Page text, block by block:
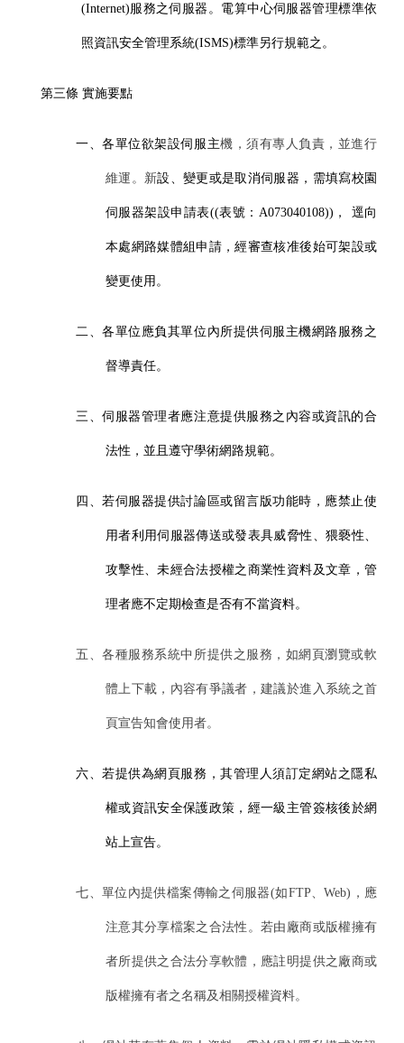
(Internet)服務之伺服器。電算中心伺服器管理標準依
照資訊安全管理系統(ISMS)標準另行規範之。
第三條 實施要點
一、各單位欲架設伺服主機，須有專人負責，並進行
維運。新設、變更或是取消伺服器，需填寫校園
伺服器架設申請表((表號：A073040108)) ， 逕向
本處網路媒體組申請，經審查核准後始可架設或
變更使用。
二、各單位應負其單位內所提供伺服主機網路服務之
督導責任。
三、伺服器管理者應注意提供服務之內容或資訊的合
法性，並且遵守學術網路規範。
四、若伺服器提供討論區或留言版功能時，應禁止使
用者利用伺服器傳送或發表具威脅性、猥褻性、
攻擊性、未經合法授權之商業性資料及文章，管
理者應不定期檢查是否有不當資料。
五、各種服務系統中所提供之服務，如網頁瀏覽或軟
體上下載，內容有爭議者，建議於進入系統之首
頁宣告知會使用者。
六、若提供為網頁服務，其管理人須訂定網站之隱私
權或資訊安全保護政策，經一級主管簽核後於網
站上宣告。
七、單位內提供檔案傳輸之伺服器(如FTP、Web)，應
注意其分享檔案之合法性。若由廠商或版權擁有
者所提供之合法分享軟體，應註明提供之廠商或
版權擁有者之名稱及相關授權資料。